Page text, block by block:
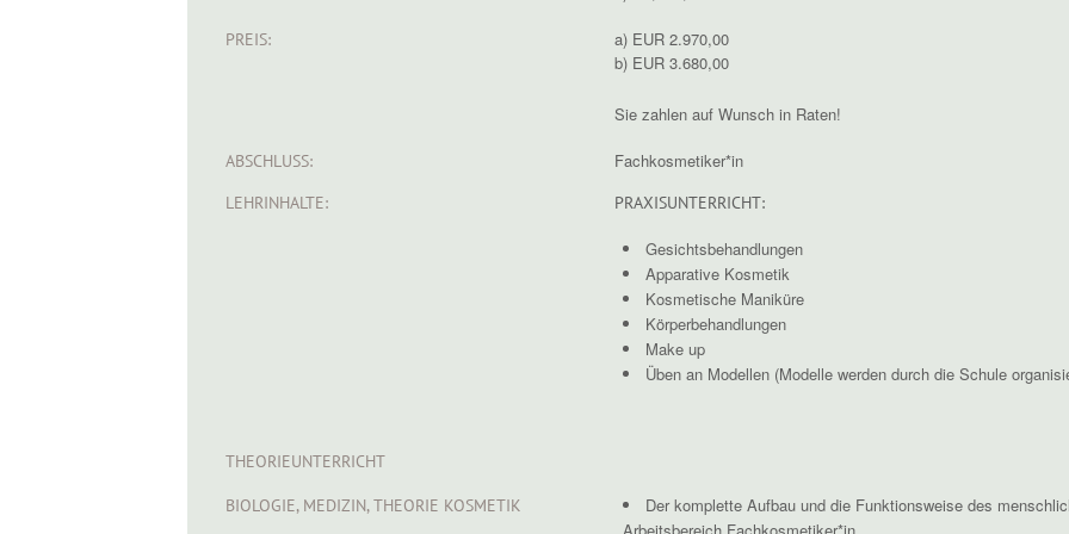
PREIS:
a) EUR 2.970,00
b) EUR 3.680,00
Sie zahlen auf Wunsch in Raten!
ABSCHLUSS: Fachkosmetiker*in
LEHRINHALTE: PRAXISUNTERRICHT:
Gesichtsbehandlungen
Apparative Kosmetik
Kosmetische Maniküre
Körperbehandlungen
Make up
Üben an Modellen (Modelle werden durch die Schule
THEORIEUNTERRICHT
BIOLOGIE, MEDIZIN, THEORIE KOSMETIK
Der komplette Aufbau und die Funktionsweise des